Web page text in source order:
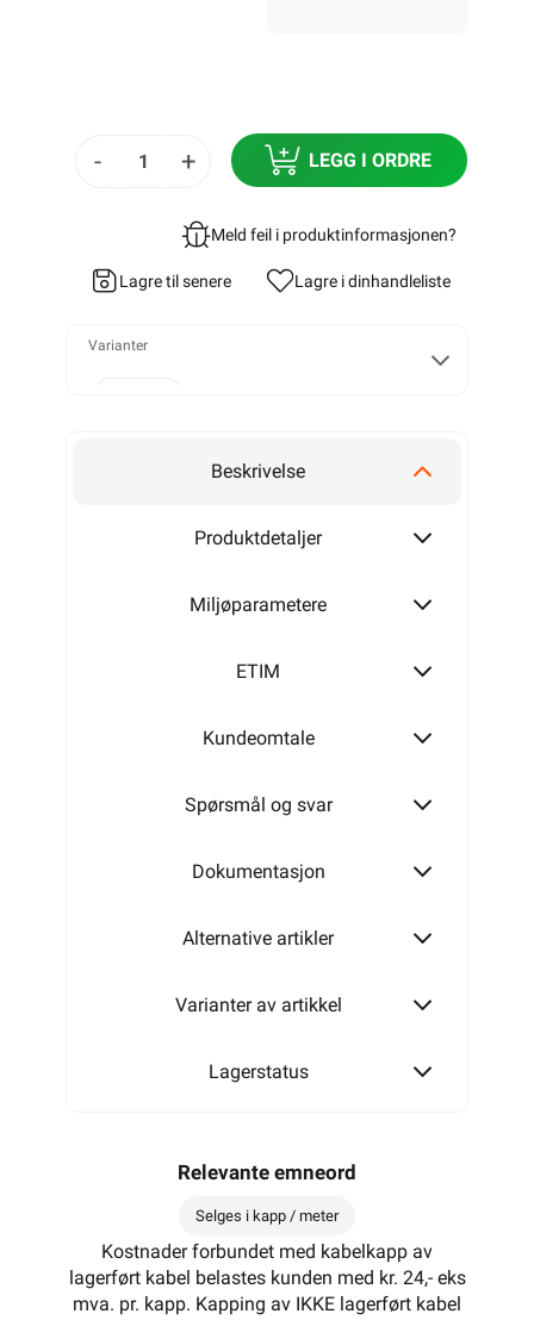
- + LEGG I ORDRE
Meld feil i produktinformasjonen?
Lagre til senere Lagre i dinhandleliste
Varianter
2x2,5
Beskrivelse
Produktdetaljer
Miljøparametere
ETIM
Kundeomtale
Spørsmål og svar
Dokumentasjon
Alternative artikler
Varianter av artikkel
Lagerstatus
Relevante emneord
Selges i kapp / meter
Kostnader forbundet med kabelkapp av
lagerført kabel belastes kunden med kr. 24,- eks
mva. pr. kapp. Kapping av IKKE lagerført kabel